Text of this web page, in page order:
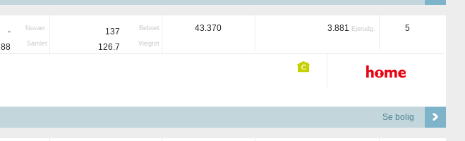
- Nuvær.
88 Samlet
137 Beboet
126.7 Vægtet
43.370 3.881 Ejerudg. 5
Se bolig